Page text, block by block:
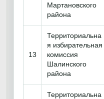
Мартановского
района
13
Территориальна
я избирательная
комиссия
Шалинского
района
Территориальна